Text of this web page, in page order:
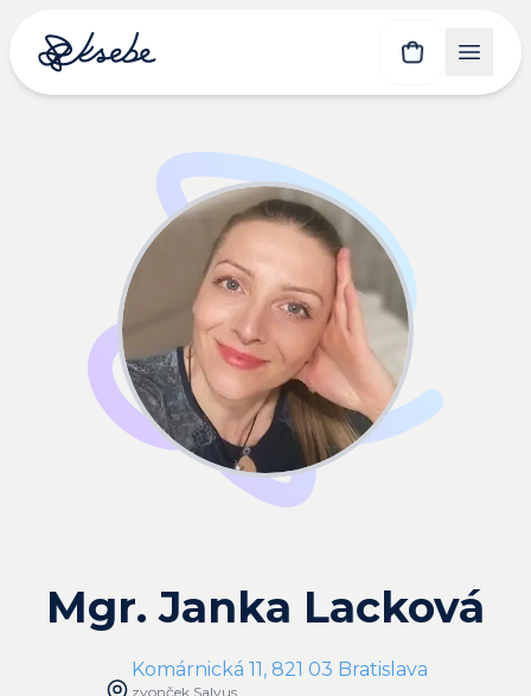
Mgr. Janka Lacková
Komárnická 11, 821 03 Bratislava
zvonček Salvus